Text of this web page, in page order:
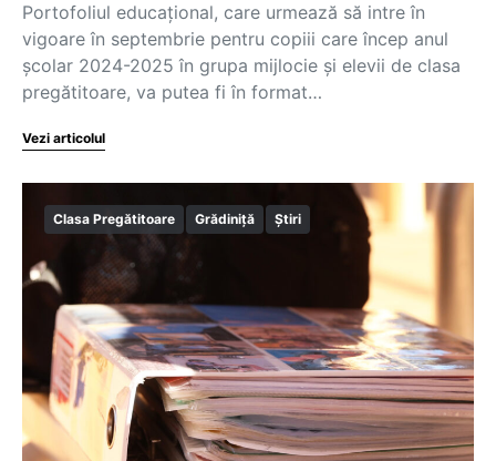
Portofoliul educațional, care urmează să intre în
vigoare în septembrie pentru copiii care încep anul
școlar 2024-2025 în grupa mijlocie și elevii de clasa
pregătitoare, va putea fi în format…
Vezi articolul
Clasa Pregătitoare Grădiniță Știri